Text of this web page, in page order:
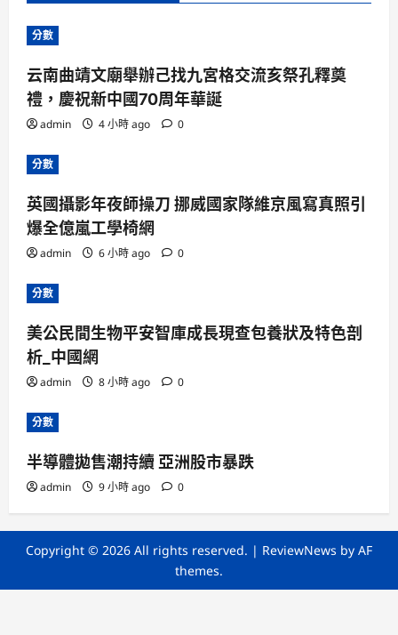
分數
云南曲靖文廟舉辦己找九宮格交流亥祭孔釋奠
禮，慶祝新中國70周年華誕
admin 4 小時 ago 0
分數
英國攝影年夜師操刀 挪威國家隊維京風寫真照引
爆全億嵐工學椅網
admin 6 小時 ago 0
分數
美公民間生物平安智庫成長現查包養狀及特色剖
析_中國網
admin 8 小時 ago 0
分數
半導體拋售潮持續 亞洲股市暴跌
admin 9 小時 ago 0
Copyright © 2026 All rights reserved. | ReviewNews by AF
themes.